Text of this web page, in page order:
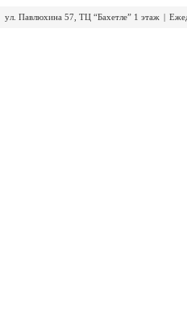
ул. Павлюхина 57, ТЦ “Бахетле” 1 этаж |